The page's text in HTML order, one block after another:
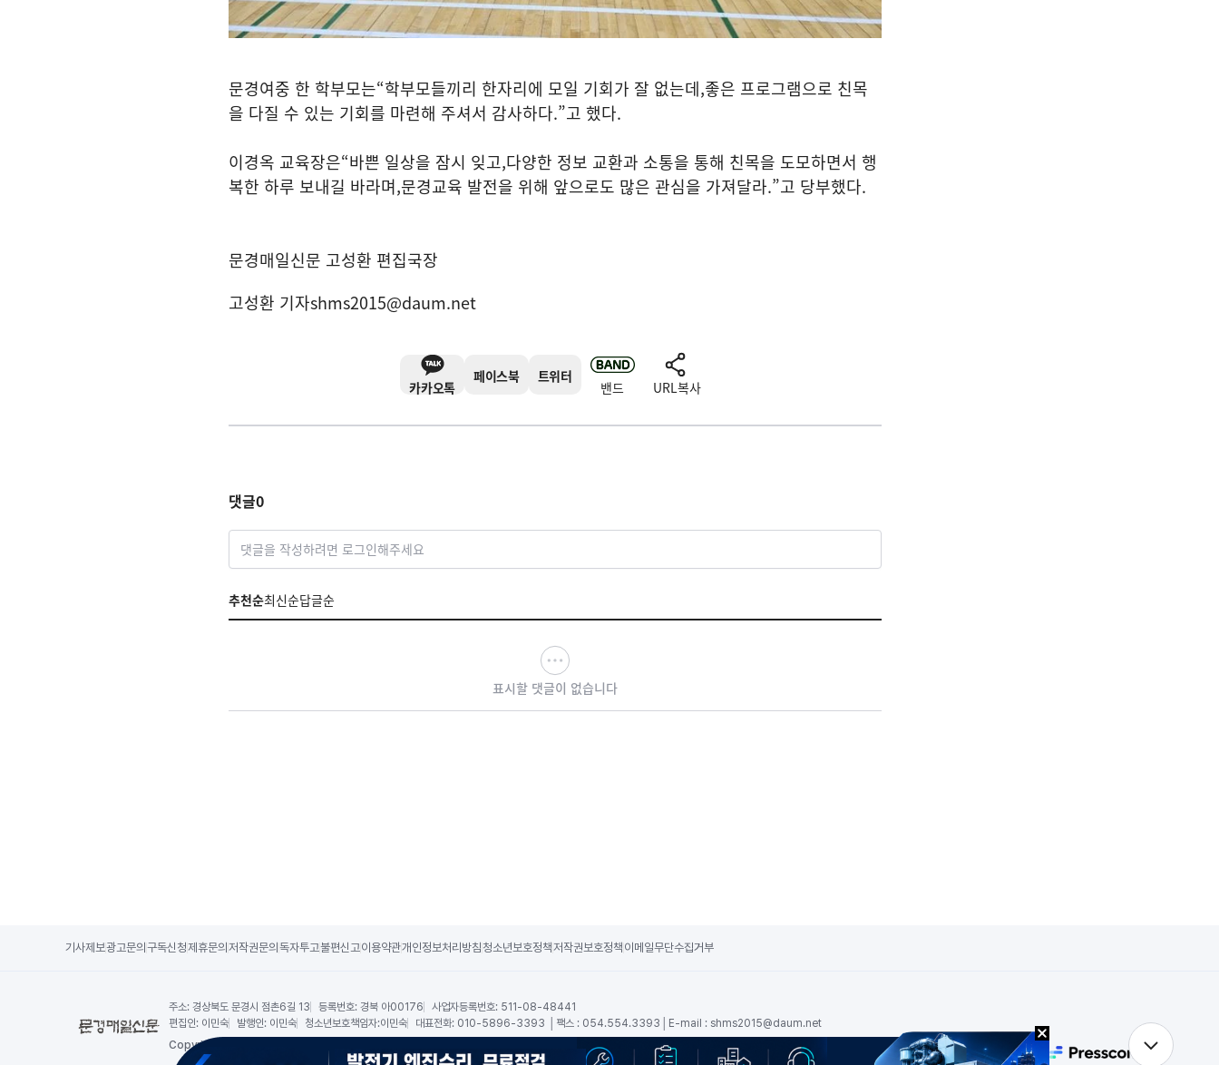
문경여중 한 학부모는“학부모들끼리 한자리에 모일 기회가 잘 없는데,좋은 프로그램으로 친목
을 다질 수 있는 기회를 마련해 주셔서 감사하다.”고 했다.
이경옥 교육장은“바쁜 일상을 잠시 잊고,다양한 정보 교환과 소통을 통해 친목을 도모하면서 행
복한 하루 보내길 바라며,문경교육 발전을 위해 앞으로도 많은 관심을 가져달라.”고 당부했다.
문경매일신문 고성환 편집국장
고성환 기자shms2015@daum.net
카카오톡
페이스북 트위터
밴드 URL복사
댓글0
댓글을 작성하려면 로그인해주세요
추천순최신순답글순
표시할 댓글이 없습니다
기사제보광고문의 구독신청제휴문의 저작권문의 독자투고불편신고이용약관개인정보처리방침 청소년보호정책저작권보호정책 이메일무단수집거부
주소: 경상북도 문경시 점촌6길 13 등록번호: 경북 아00176 사업자등록번호: 511-08-48441
편집인: 이민숙 발행인: 이민숙 청소년보호책임자:이민숙 대표전화: 010-5896-3393 │팩스 : 054.554.3393│E-mail : shms2015@daum.net
Copyright by 문경매일신문,
POWERED BY